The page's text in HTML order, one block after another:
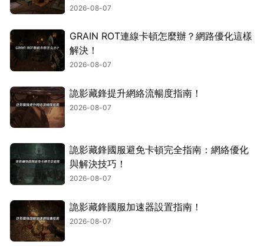
2026-08-07
GRAIN ROT連線卡頓怎麼辦？網路優化這樣
解決！
2026-08-07
詭影藏鋒提升網絡流暢度指南！
2026-08-07
詭影藏鋒國服避免卡頓完全指南：網絡優化
與解決技巧！
2026-08-07
詭影藏鋒國服加速器設置指南！
2026-08-07